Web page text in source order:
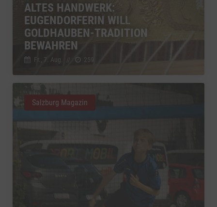
ALTES HANDWERK:
EUGENDORFERIN WILL
GOLDHAUBEN-TRADITION
BEWAHREN
Fr., 7. Aug. // 259
Salzburg Magazin